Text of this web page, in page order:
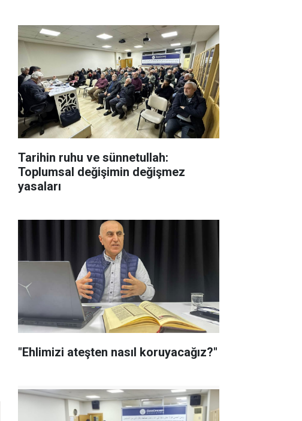
Tarihin ruhu ve sünnetullah:
Toplumsal değişimin değişmez
yasaları
"Ehlimizi ateşten nasıl koruyacağız?"